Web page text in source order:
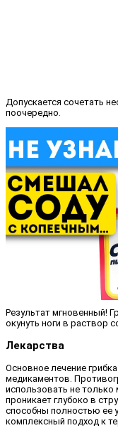
Допускается сочетать
поочередно.
Результат мгновенный!
окунуть ноги в раствор
Лекарства
Основное лечение
медикаментов.
использовать не только
проникает глубоко в
способны полностью ее
комплексный подход к